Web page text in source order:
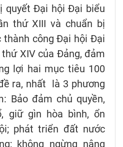
quyết Đại hội Đại biểu
thứ XIII và chuẩn bị
công Đại hội Đại
XIV của Đảng, đảm
lợi hai mục tiêu 100
ra, nhất là 3 phương
Bảo đảm chủ quyền,
giữ gìn hòa bình, ổn
phát triển đất nước
không ngừng nâng